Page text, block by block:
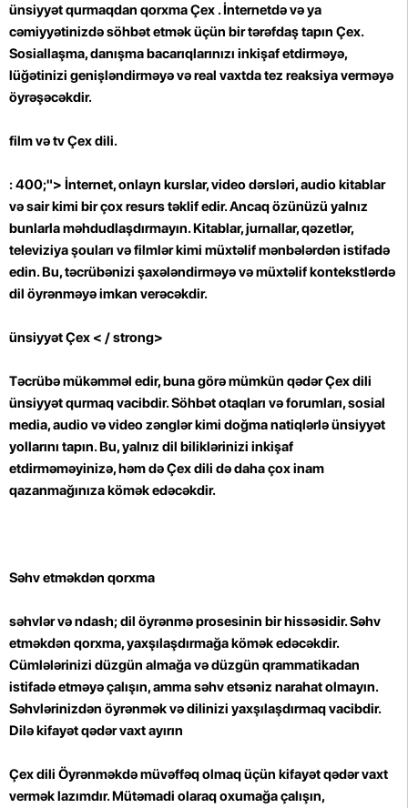
ünsiyyət qurmaqdan qorxma Çex . İnternetdə və ya
cəmiyyətinizdə söhbət etmək üçün bir tərəfdaş tapın Çex.
Sosiallaşma, danışma bacarıqlarınızı inkişaf etdirməyə,
lüğətinizi genişləndirməyə və real vaxtda tez reaksiya verməyə
öyrəşəcəkdir.
film və tv Çex dili.
: 400;"> İnternet, onlayn kurslar, video dərsləri, audio kitablar
və sair kimi bir çox resurs təklif edir. Ancaq özünüzü yalnız
bunlarla məhdudlaşdırmayın. Kitablar, jurnallar, qəzetlər,
televiziya şouları və filmlər kimi müxtəlif mənbələrdən istifadə
edin. Bu, təcrübənizi şaxələndirməyə və müxtəlif kontekstlərdə
dil öyrənməyə imkan verəcəkdir.
ünsiyyət Çex < / strong>
Təcrübə mükəmməl edir, buna görə mümkün qədər Çex dili
ünsiyyət qurmaq vacibdir. Söhbət otaqları və forumları, sosial
media, audio və video zənglər kimi doğma natiqlərlə ünsiyyət
yollarını tapın. Bu, yalnız dil biliklərinizi inkişaf
etdirməməyinizə, həm də Çex dili də daha çox inam
qazanmağınıza kömək edəcəkdir.
Səhv etməkdən qorxma
səhvlər və ndash; dil öyrənmə prosesinin bir hissəsidir. Səhv
etməkdən qorxma, yaxşılaşdırmağa kömək edəcəkdir.
Cümlələrinizi düzgün almağa və düzgün qrammatikadan
istifadə etməyə çalışın, amma səhv etsəniz narahat olmayın.
Səhvlərinizdən öyrənmək və dilinizi yaxşılaşdırmaq vacibdir.
Dilə kifayət qədər vaxt ayırın
Çex dili Öyrənməkdə müvəffəq olmaq üçün kifayət qədər vaxt
vermək lazımdır. Mütəmadi olaraq oxumağa çalışın,